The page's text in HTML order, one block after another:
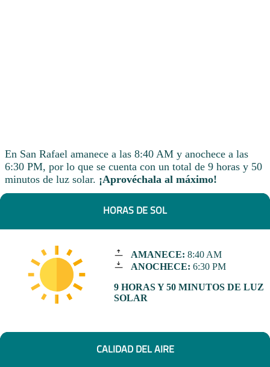
En San Rafael amanece a las 8:40 AM y anochece a las
6:30 PM, por lo que se cuenta con un total de 9 horas y 50
minutos de luz solar. ¡Aprovéchala al máximo!
HORAS DE SOL
AMANECE: 8:40 AM
ANOCHECE: 6:30 PM
9 HORAS Y 50 MINUTOS DE LUZ
SOLAR
CALIDAD DEL AIRE